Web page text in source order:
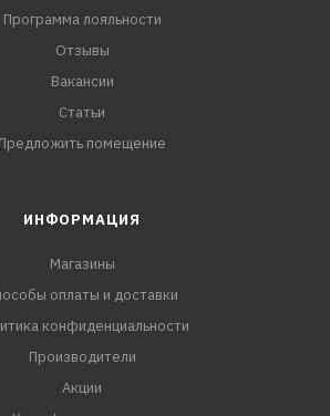
Программа лояльности
Отзывы
Вакансии
Статьи
Предложить помещение
ИНФОРМАЦИЯ
Магазины
оплаты и доставки
конфиденциальности
Производители
Акции